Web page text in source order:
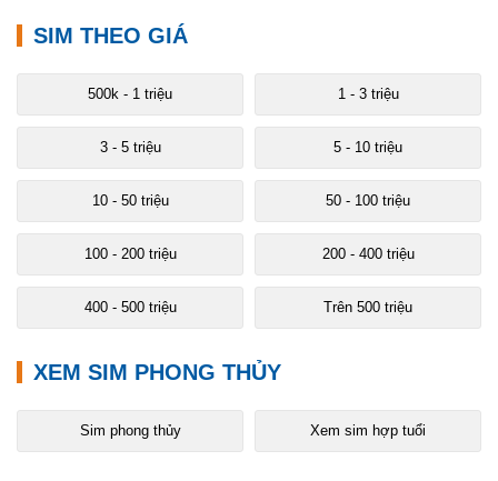
SIM THEO GIÁ
500k - 1 triệu 1 - 3 triệu
3 - 5 triệu 5 - 10 triệu
10 - 50 triệu 50 - 100 triệu
100 - 200 triệu 200 - 400 triệu
400 - 500 triệu Trên 500 triệu
XEM SIM PHONG THỦY
Sim phong thủy Xem sim hợp tuổi